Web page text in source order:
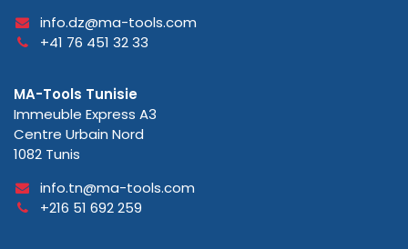
info.dz@ma-tools.com
+41 76 451 32 33
MA-Tools Tunisie
Immeuble Express A3
Centre Urbain Nord
1082 Tunis
info.tn@ma-tools.com
+216 51 692 259